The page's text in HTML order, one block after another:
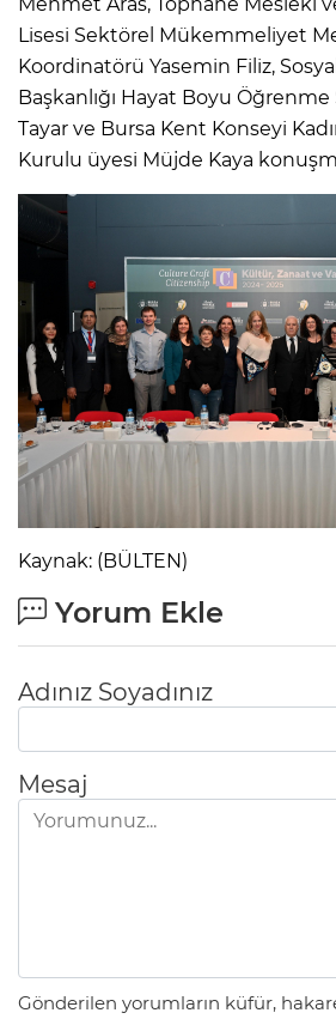
Lisesi Sektörel Mükemmeliyet
Koordinatörü Yasemin Filiz,
Başkanlığı Hayat Boyu
Tayar ve Bursa Kent Konseyi
Kurulu üyesi Müjde Kaya
Kaynak: (BÜLTEN)
Yorum Ekle
Adınız Soyadınız
Mesaj
Gönderilen yorumların küfür,